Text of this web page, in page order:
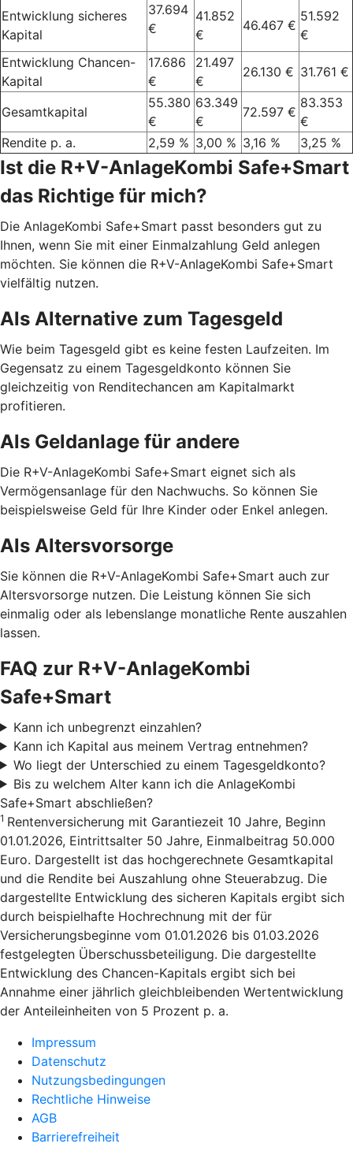
Entwicklung sicheres
Kapital
37.694
€
41.852
€
46.467 €
51.592
€
Entwicklung Chancen-
Kapital
17.686
€
21.497
€
26.130 € 31.761 €
Gesamtkapital
55.380
€
63.349
€
72.597 €
83.353
€
Rendite p. a.
2,59 % 3,00 % 3,16 % 3,25 %
Ist die R+V-AnlageKombi Safe+Smart
das Richtige für mich?
Die AnlageKombi Safe+Smart passt besonders gut zu
Ihnen, wenn Sie mit einer Einmalzahlung Geld anlegen
möchten. Sie können die R+V-AnlageKombi Safe+Smart
vielfältig nutzen.
Als Alternative zum Tagesgeld
Wie beim Tagesgeld gibt es keine festen Laufzeiten. Im
Gegensatz zu einem Tagesgeldkonto können Sie
gleichzeitig von Renditechancen am Kapitalmarkt
profitieren.
Als Geldanlage für andere
Die R+V-AnlageKombi Safe+Smart eignet sich als
Vermögensanlage für den Nachwuchs. So können Sie
beispielsweise Geld für Ihre Kinder oder Enkel anlegen.
Als Altersvorsorge
Sie können die R+V-AnlageKombi Safe+Smart auch zur
Altersvorsorge nutzen. Die Leistung können Sie sich
einmalig oder als lebenslange monatliche Rente auszahlen
lassen.
FAQ zur R+V-AnlageKombi
Safe+Smart
Kann ich unbegrenzt einzahlen?
Kann ich Kapital aus meinem Vertrag entnehmen?
Wo liegt der Unterschied zu einem Tagesgeldkonto?
Bis zu welchem Alter kann ich die AnlageKombi
Safe+Smart abschließen?
1 Rentenversicherung mit Garantiezeit 10 Jahre, Beginn
01.01.2026, Eintrittsalter 50 Jahre, Einmalbeitrag 50.000
Euro. Dargestellt ist das hochgerechnete Gesamtkapital
und die Rendite bei Auszahlung ohne Steuerabzug. Die
dargestellte Entwicklung des sicheren Kapitals ergibt sich
durch beispielhafte Hochrechnung mit der für
Versicherungsbeginne vom 01.01.2026 bis 01.03.2026
festgelegten Überschussbeteiligung. Die dargestellte
Entwicklung des Chancen-Kapitals ergibt sich bei
Annahme einer jährlich gleichbleibenden Wertentwicklung
der Anteileinheiten von 5 Prozent p. a.
Impressum
Datenschutz
Nutzungsbedingungen
Rechtliche Hinweise
AGB
Barrierefreiheit